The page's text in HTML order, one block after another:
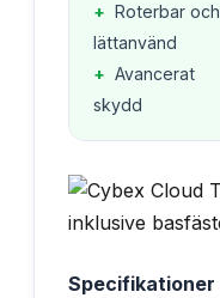
+ Roterbar och
lättanvänd
+ Avancerat
skydd
Specifikationer